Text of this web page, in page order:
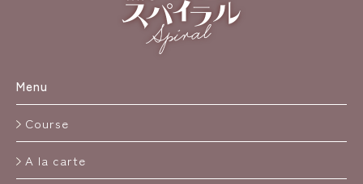
Menu
Course
A la carte